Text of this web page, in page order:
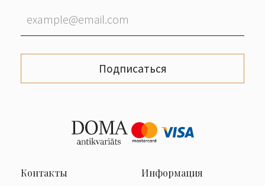
Подписаться